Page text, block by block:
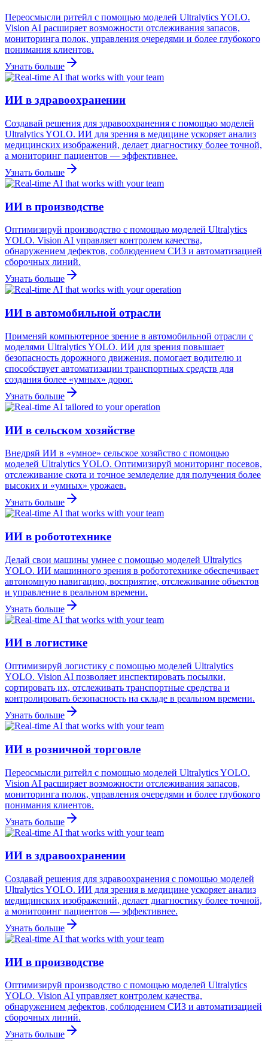
Переосмысли ритейл с помощью моделей Ultralytics YOLO.
Vision AI расширяет возможности отслеживания запасов,
мониторинга полок, управления очередями и более глубокого
понимания клиентов.
Узнать больше
ИИ в здравоохранении
Создавай решения для здравоохранения с помощью моделей
Ultralytics YOLO. ИИ для зрения в медицине ускоряет анализ
медицинских изображений, делает диагностику более точной,
а мониторинг пациентов — эффективнее.
Узнать больше
ИИ в производстве
Оптимизируй производство с помощью моделей Ultralytics
YOLO. Vision AI управляет контролем качества,
обнаружением дефектов, соблюдением СИЗ и автоматизацией
сборочных линий.
Узнать больше
ИИ в автомобильной отрасли
Применяй компьютерное зрение в автомобильной отрасли с
моделями Ultralytics YOLO. ИИ для зрения повышает
безопасность дорожного движения, помогает водителю и
способствует автоматизации транспортных средств для
создания более «умных» дорог.
Узнать больше
ИИ в сельском хозяйстве
Внедряй ИИ в «умное» сельское хозяйство с помощью
моделей Ultralytics YOLO. Оптимизируй мониторинг посевов,
отслеживание скота и точное земледелие для получения более
высоких и «умных» урожаев.
Узнать больше
ИИ в робототехнике
Делай свои машины умнее с помощью моделей Ultralytics
YOLO. ИИ машинного зрения в робототехнике обеспечивает
автономную навигацию, восприятие, отслеживание объектов
и управление в реальном времени.
Узнать больше
ИИ в логистике
Оптимизируй логистику с помощью моделей Ultralytics
YOLO. Vision AI позволяет инспектировать посылки,
сортировать их, отслеживать транспортные средства и
контролировать безопасность на складе в реальном времени.
Узнать больше
ИИ в розничной торговле
Переосмысли ритейл с помощью моделей Ultralytics YOLO.
Vision AI расширяет возможности отслеживания запасов,
мониторинга полок, управления очередями и более глубокого
понимания клиентов.
Узнать больше
ИИ в здравоохранении
Создавай решения для здравоохранения с помощью моделей
Ultralytics YOLO. ИИ для зрения в медицине ускоряет анализ
медицинских изображений, делает диагностику более точной,
а мониторинг пациентов — эффективнее.
Узнать больше
ИИ в производстве
Оптимизируй производство с помощью моделей Ultralytics
YOLO. Vision AI управляет контролем качества,
обнаружением дефектов, соблюдением СИЗ и автоматизацией
сборочных линий.
Узнать больше